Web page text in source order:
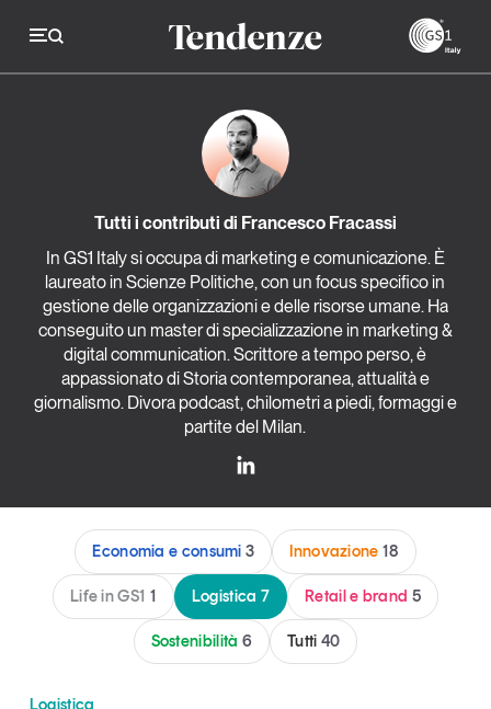
Tendenze
Economia e consumi
Innovazione
Logistica
Retail e brand
Sostenibilità
Grandi temi
Articoli
Opinioni
Dossier
Il Numero
Comunicati stampa
Video
Studi e ricerche
Tutti gli studi e le ricerche
Tutti i contributi di Francesco Fracassi
In GS1 Italy si occupa di marketing e comunicazione. È
laureato in Scienze Politiche, con un focus specifico in
gestione delle organizzazioni e delle risorse umane. Ha
conseguito un master di specializzazione in marketing &
digital communication. Scrittore a tempo perso, è
appassionato di Storia contemporanea, attualità e
giornalismo. Divora podcast, chilometri a piedi, formaggi e
partite del Milan.
Economia e consumi3 Innovazione 18
Life in GS1 1 Logistica 7 Retail e brand 5
Sostenibilità 6 Tutti 40
Logistica